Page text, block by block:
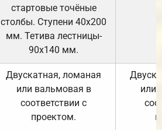
стартовые точёные
столбы. Ступени 40х200
мм. Тетива лестницы-
90х140 мм.
Двускатная, ломаная
или вальмовая в
соответствии с
проектом.
или